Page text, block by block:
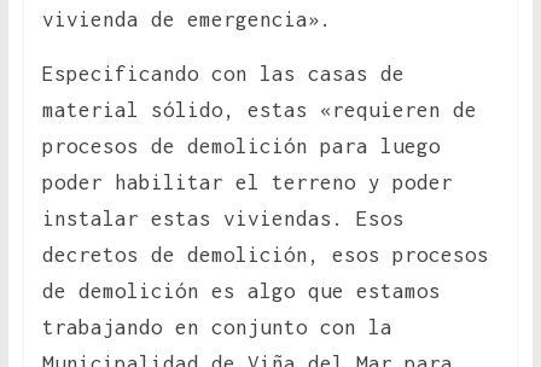
vivienda de emergencia».
Especificando con las casas de
material sólido, estas «requieren de
procesos de demolición para luego
poder habilitar el terreno y poder
instalar estas viviendas. Esos
decretos de demolición, esos procesos
de demolición es algo que estamos
trabajando en conjunto con la